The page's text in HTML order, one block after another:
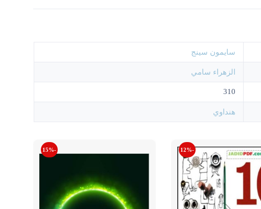
سايمون سينج
الزهراء سامي
310
هنداوي
-12%
-15%